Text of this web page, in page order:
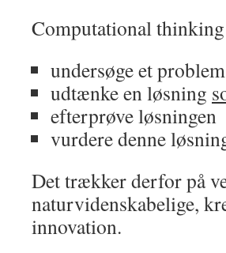
Computational
undersøge et problem
udtænke en løsning
efterprøve løsningen
vurdere denne
Det trækker derfor på
naturvidenskabelige,
innovation.